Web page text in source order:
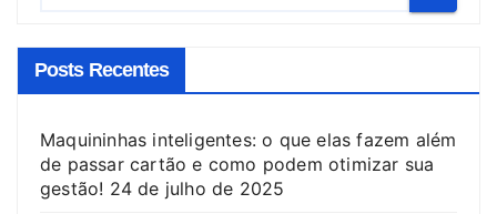
Posts Recentes
Maquininhas inteligentes: o que elas fazem além
de passar cartão e como podem otimizar sua
gestão! 24 de julho de 2025